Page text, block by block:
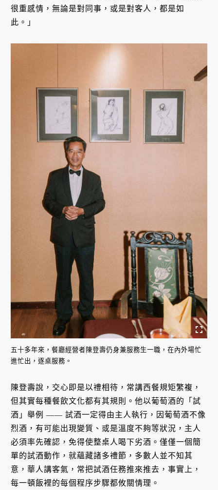
很重感情，無論是對同事，或是對客人，都是如
此。」
五十多年來，餐廳經營者陳登壽仍身兼服務生一職，在內外場忙
進忙出，逐桌服務。
陳登壽說，交心即是以禮相待，常講西餐規矩繁複，
但其實每種餐飲文化都有其規則。他以葡萄酒的「試
酒」舉例 —— 試酒一定得由主人執行，因葡萄酒不像
烈酒，有可能出現變質、或是溫度不夠等狀況，主人
必須率先確認，免得使整桌人喝下劣酒。僅僅一個簡
單的試酒動作，就蘊藏諸多禮節，多數人並不知其
意，華人講客氣，常把試酒任務推來推去，事實上，
每一頓飯裡的每個程序步驟都攸關情理。